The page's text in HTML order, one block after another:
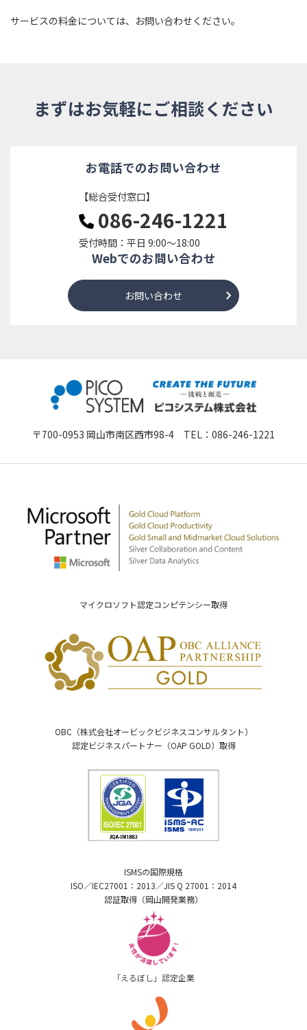
サービスの料金については、お問い合わせください。
まずはお気軽にご相談ください
お電話でのお問い合わせ
【総合受付窓口】
086-246-1221
受付時間：平日 9:00～18:00
Webでのお問い合わせ
お問い合わせ
〒700-0953 岡山市南区西市98-4 TEL： 086-246-1221
マイクロソフト認定コンピテンシー取得
OBC（株式会社オービックビジネスコンサルタント）
認定ビジネスパートナー（OAP GOLD）取得
ISMSの国際規格
ISO／IEC27001：2013／JIS Q 27001：2014
認証取得（岡山開発業務）
「えるぼし」認定企業